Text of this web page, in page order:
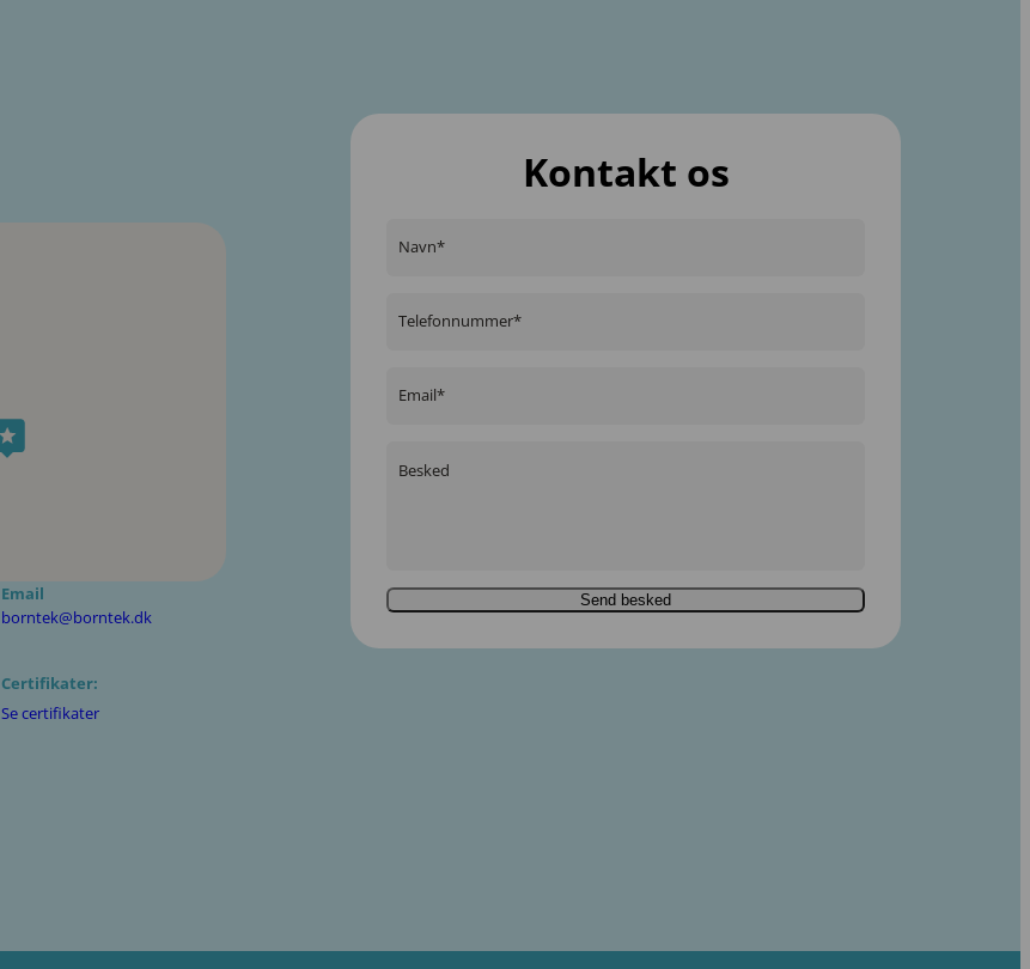
Email
borntek@borntek.dk
Certifikater:
Se certifikater
Kontakt os
Navn*
Telefonnummer*
Email*
Besked